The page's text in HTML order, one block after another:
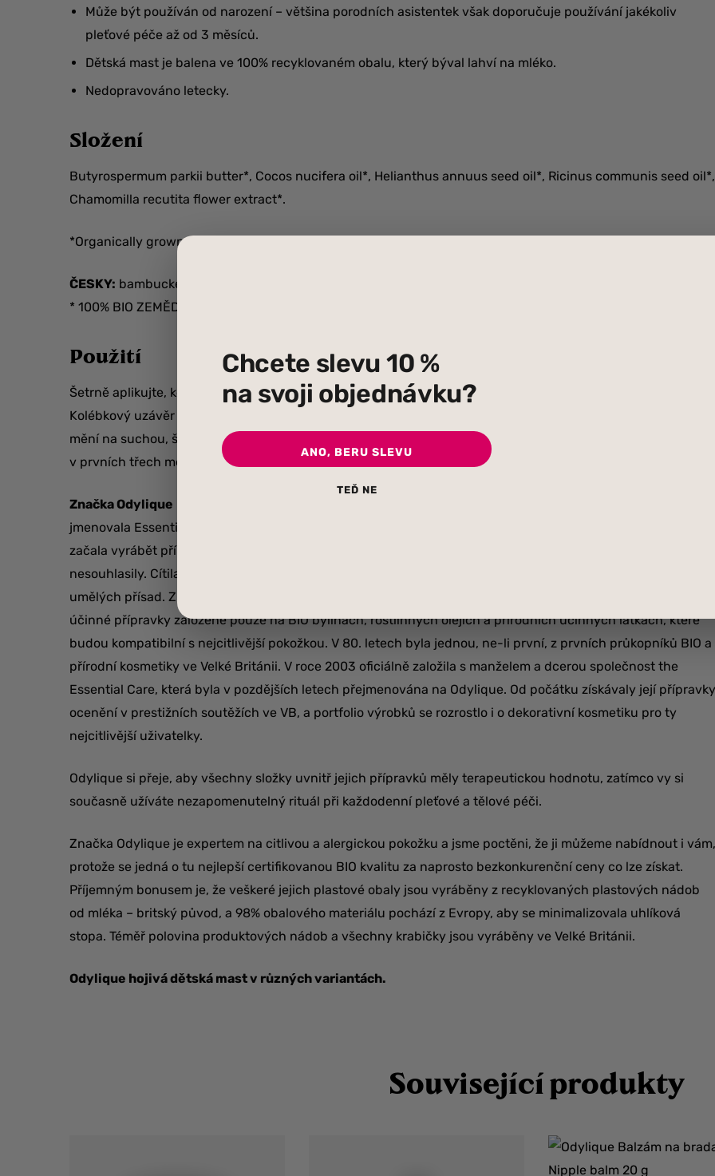
Může být používán od narození – většina porodních asistentek však doporučuje používání jakékoliv
pleťové péče až od 3 měsíců.
Dětská mast je balena ve 100% recyklovaném obalu, který býval lahví na mléko.
Nedopravováno letecky.
Složení
Butyrospermum parkii butter*, Cocos nucifera oil*, Helianthus annuus seed oil*, Ricinus communis seed oil*,
Chamomilla recutita flower extract*.
*Organically grown & produced (100% of product)
ČESKY: bambucké máslo*, kokosový olej*, slunečnicový olej*, ricinový olej*, heřmánkový výtažek*.
* 100% BIO ZEMĚDĚLSTVÍ & VÝROBA
Použití
Šetrně aplikujte, kdekoliv a kdykoliv je potřeba. Lze použít na plenkové vyrážky nebo uzávěr kolébky
Kolébkový uzávěr je kožní problém u dětí, který se vyznačuje červenou vyrážkou na pokožce hlavy, která se
mění na suchou, šupinatě žlutou mastnou kůru. Tento stav se také nazývá seboroická dermatitida a je běžný
v prvních třech měsících věku dítěte. Kolébkový uzávěr se může objevit také na obličeji, uších a krku.
Značka Odylique
jmenovala Essential Care. Celý příběh začal v 80. letech minulého století, když hlavní zakladatelka Margaret
začala vyrábět přírodní produkty v péči o pleť. Konvenční výrobky s její alergickou a citlivou pokožkou vůbec
nesouhlasily. Cítila, že musí existovat zdravější a účinnější způsob péče o pleť než použití ropných složek a
umělých přísad. Získala vzdělání v oboru herbální medicíny a aromaterapie, aby mohla začít tvořit skutečně
účinné přípravky založené pouze na BIO bylinách, rostlinných olejích a přírodních účinných látkách, které
budou kompatibilní s nejcitlivější pokožkou. V 80. letech byla jednou, ne-li první, z prvních průkopníků BIO a
přírodní kosmetiky ve Velké Británii. V roce 2003 oficiálně založila s manželem a dcerou společnost the
Essential Care, která byla v pozdějších letech přejmenována na Odylique. Od počátku získávaly její přípravky
ocenění v prestižních soutěžích ve VB, a portfolio výrobků se rozrostlo i o dekorativní kosmetiku pro ty
nejcitlivější uživatelky.
Odylique si přeje, aby všechny složky uvnitř jejich přípravků měly terapeutickou hodnotu, zatímco vy si
současně užíváte nezapomenutelný rituál při každodenní pleťové a tělové péči.
Značka Odylique je expertem na citlivou a alergickou pokožku a jsme poctěni, že ji můžeme nabídnout i vám,
protože se jedná o tu nejlepší certifikovanou BIO kvalitu za naprosto bezkonkurenční ceny co lze získat.
Příjemným bonusem je, že veškeré jejich plastové obaly jsou vyráběny z recyklovaných plastových nádob
od mléka – britský původ, a 98% obalového materiálu pochází z Evropy, aby se minimalizovala uhlíková
stopa. Téměř polovina produktových nádob a všechny krabičky jsou vyráběny ve Velké Británii.
Odylique hojivá dětská mast v různých variantách.
Související produkty
Chcete slevu 10 %
na svoji objednávku?
ANO, BERU SLEVU
TEĎ NE